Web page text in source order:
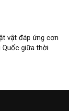
vật đáp ứng cơn
Quốc giữa thời